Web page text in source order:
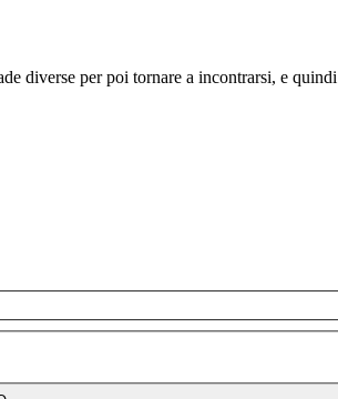
diverse per poi tornare a incontrarsi, e